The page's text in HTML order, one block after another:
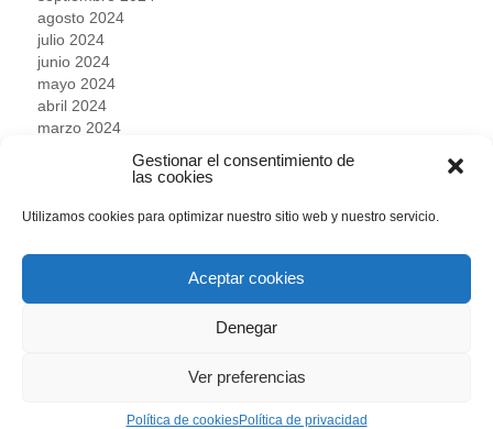
Gestionar el consentimiento de
las cookies
Utilizamos cookies para optimizar nuestro sitio web y nuestro servicio.
Aceptar cookies
Denegar
Ver preferencias
Política de cookiesPolítica de privacidad
agosto 2024
julio 2024
junio 2024
mayo 2024
abril 2024
marzo 2024
noviembre 2023
septiembre 2023
julio 2023
febrero 2023